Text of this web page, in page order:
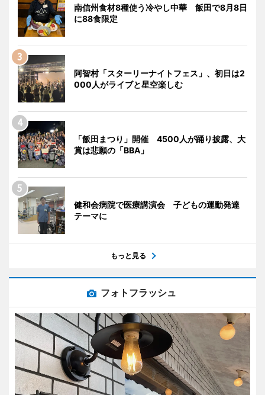
南信州食材8種使う冷やし中華 飯田で8月8日
に88食限定
阿智村「スターリーナイトフェス」、初日は2
000人がライブと星空楽しむ
「飯田まつり」開催 4500人が踊り披露、大
賞は悲願の「BBA」
健和会病院で医療講演会 子どもの運動発達
テーマに
もっと見る
フォトフラッシュ